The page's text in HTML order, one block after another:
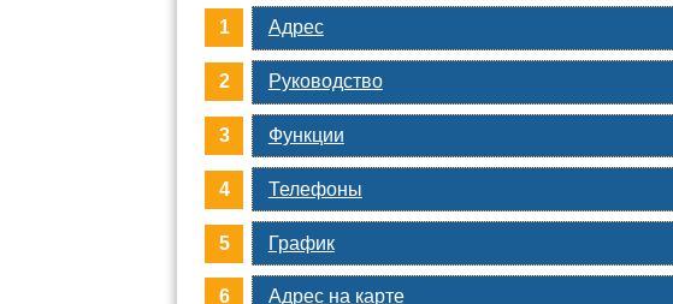
Адрес
Руководство
Функции
Телефоны
График
Адрес на карте